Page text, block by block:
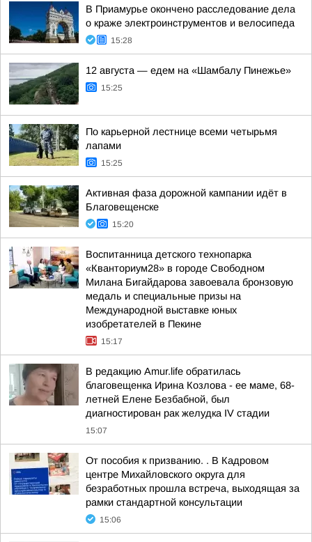
В Приамурье окончено расследование дела
о краже электроинструментов и велосипеда
15:28
12 августа — едем на «Шамбалу Пинежье»
15:25
По карьерной лестнице всеми четырьмя
лапами
15:25
Активная фаза дорожной кампании идёт в
Благовещенске
15:20
Воспитанница детского технопарка
«Кванториум28» в городе Свободном
Милана Бигайдарова завоевала бронзовую
медаль и специальные призы на
Международной выставке юных
изобретателей в Пекине
15:17
В редакцию Amur.life обратилась
благовещенка Ирина Козлова - ее маме, 68-
летней Елене Безбабной, был
диагностирован рак желудка IV стадии
15:07
От пособия к призванию. . В Кадровом
центре Михайловского округа для
безработных прошла встреча, выходящая за
рамки стандартной консультации
15:06